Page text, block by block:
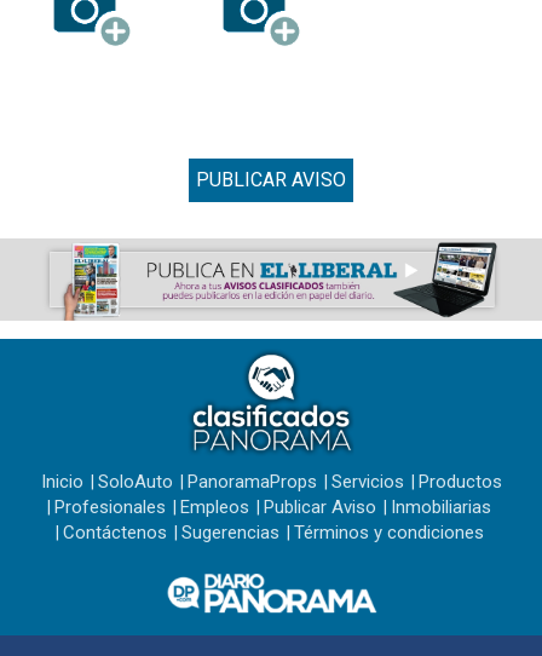
PUBLICAR AVISO
Inicio SoloAuto PanoramaProps Servicios
Productos
Profesionales
Empleos Publicar Aviso
Inmobiliarias
Contáctenos
Sugerencias Términos y condiciones